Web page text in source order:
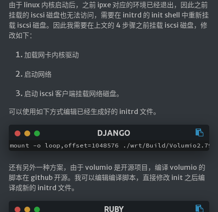
由于 linux 内核启动后，之前 ipxe 对应的环境已经退出，因此之前
挂载的 iscsi 磁盘也无法访问，需要在 initrd 的 init shell 中重新挂
载 iscsi 磁盘。因此我需要在上文的 4 步骤之前挂载 iscsi 磁盘，修
改如下：
加载网卡内核驱动
启动网络
启动 iscsi 客户端挂载网络磁盘。
可以使用如下方式编辑已经生成好的 initrd 文件。
mount -o loop,offset=1048576 ./wrt/Build/Volumio2.799-
还有另外一种方案，由于 volumio 是开源项目，编译 volumio 的
脚本在 github 开源。我可以编辑编译脚本，直接修改 init 之后编
译成新的 initrd 文件。